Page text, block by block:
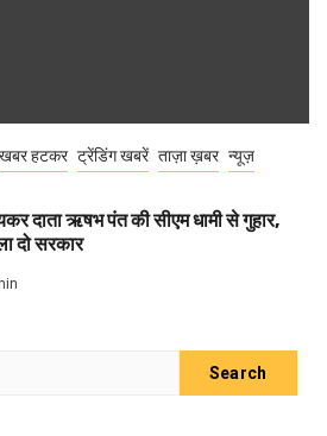
खबर हटकर ट्रेंडिंग खबरें ताज़ा ख़बर न्यूज़
दाता ऋषभ पंत की सीएम धामी से गुहार,
दो सरकार